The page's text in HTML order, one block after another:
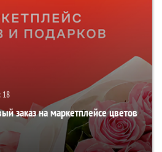
18
заказ на маркетплейсе цветов